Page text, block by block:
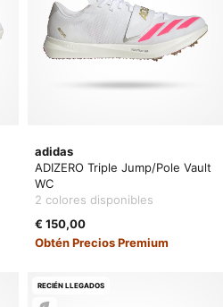
adidas
ADIZERO Triple Jump/Pole Vault
WC
2 colores disponibles
€ 150,00
Obtén Precios Premium
RECIÉN LLEGADOS